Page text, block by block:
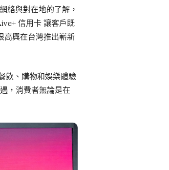
絡與對在地的了解，
信用卡 讓客戶既
高興在台灣推出嶄新
飲、購物和娛樂體驗
，消費者無論是在